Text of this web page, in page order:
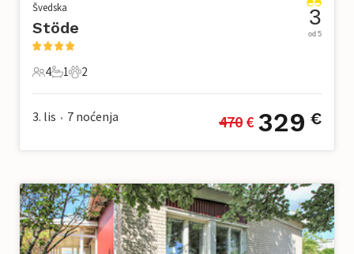
Švedska
Stöde
4 Gosti
4
1 Kupaonica
1
2 Kućni ljubimac
2
3
od 5
3. lis • 7 noćenja 470 € 329 €